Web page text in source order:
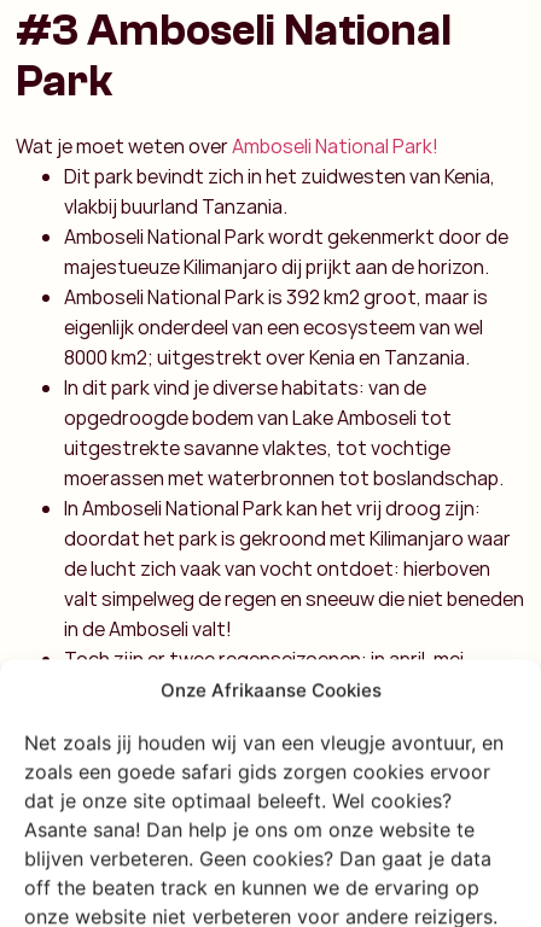
Onze Afrikaanse Cookies
Net zoals jij houden wij van een vleugje avontuur, en
zoals een goede safari gids zorgen cookies ervoor
dat je onze site optimaal beleeft. Wel cookies?
Asante sana! Dan help je ons om onze website te
blijven verbeteren. Geen cookies? Dan gaat je data
off the beaten track en kunnen we de ervaring op
onze website niet verbeteren voor andere reizigers.
#3 Amboseli National
Park
Wat je moet weten overAmboseli National Park!
Dit park bevindt zich in het zuidwesten van Kenia,
vlakbij buurland Tanzania.
Amboseli National Park wordt gekenmerkt door de
majestueuze Kilimanjaro dij prijkt aan de horizon.
Amboseli National Park is 392 km2 groot, maar is
eigenlijk onderdeel van een ecosysteem van wel
8000 km2; uitgestrekt over Kenia en Tanzania.
In dit park vind je diverse habitats: van de
opgedroogde bodem van Lake Amboseli tot
uitgestrekte savanne vlaktes, tot vochtige
moerassen met waterbronnen tot boslandschap.
In Amboseli National Park kan het vrij droog zijn:
doordat het park is gekroond met Kilimanjaro waar
de lucht zich vaak van vocht ontdoet: hierboven
valt simpelweg de regen en sneeuw die niet beneden
in de Amboseli valt!
Toch zijn er twee regenseizoenen: in april, mei,
oktober, november en december.
droogseizoen het makkelijkst wild spotten omdat
water schaars is en de dieren zich daar verzamelen.
Welkom in ‘The home of the African elephant!’ In
Amboseli National Park krijg je niet alleen rondstampende
olifanten te zien maar ook nog eens de famous
Kilimanjaro. Terwijl jij je ogen niet van die berg kunt